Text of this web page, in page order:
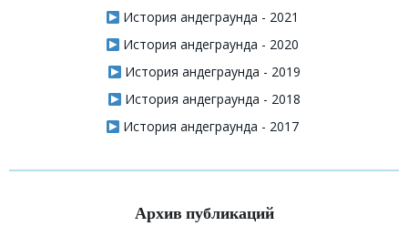
История андеграунда - 2021
История андеграунда - 2020
История андеграунда - 2019
История андеграунда - 2018
История андеграунда - 2017
Архив публикаций